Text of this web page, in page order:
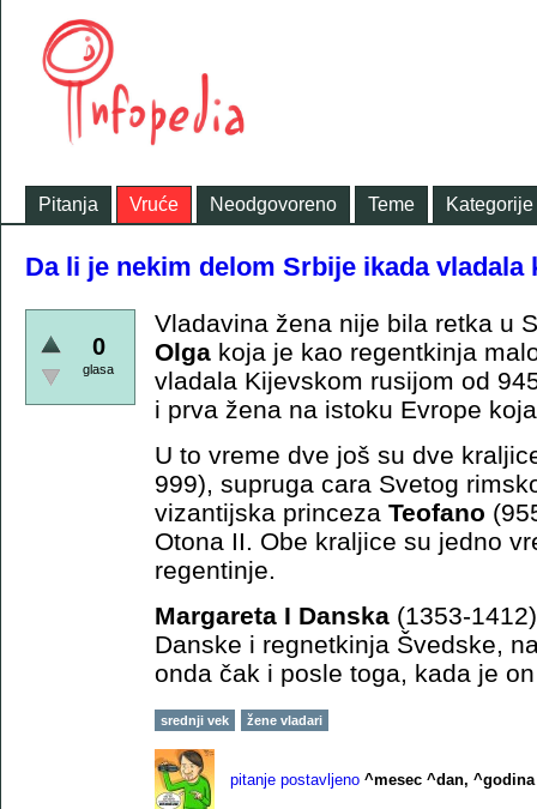
Pitanja Vruće Neodgovoreno Teme Kategorije
Da li je nekim delom Srbije ikada
0
glasa
Vladavina žena nije bila retka u
Olga koja je kao regentkinja
vladala Kijevskom rusijom od
i prva žena na istoku Evrope
U to vreme dve još su dve
999), supruga cara Svetog
vizantijska princeza Teofano
Otona II. Obe kraljice su jedno
regentinje.
Margareta I Danska (1353-
Danske i regnetkinja Švedske,
onda čak i posle toga, kada je
srednji vek žene vladari
pitanje postavljeno ^mesec ^dan, ^godina